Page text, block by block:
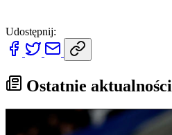
Udostępnij:
Ostatnie aktualności